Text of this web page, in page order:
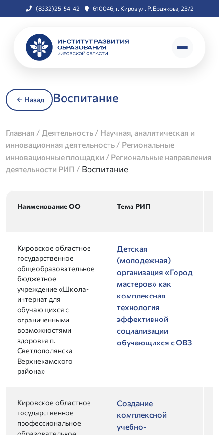
(8332)25-54-42 610046, г. Киров ул. Р. Ердякова, 23/2
Назад Воспитание
Главная / Деятельность / Научная, аналитическая и
инновационная деятельность / Региональные
инновационные площадки / Региональные направления
деятельности РИП / Воспитание
Наименование ОО Тема РИП
Кировское областное
государственное
общеобразовательное
бюджетное
учреждение «Школа-
интернат для
обучающихся с
ограниченными
возможностями
здоровья п.
Светлополянска
Верхнекамского
района»
Детская
(молодежная)
организация «Город
мастеров» как
комплексная
технология
эффективной
социализации
обучающихся с ОВЗ
Кировское областное
государственное
профессиональное
образовательное
Создание
комплексной
учебно-